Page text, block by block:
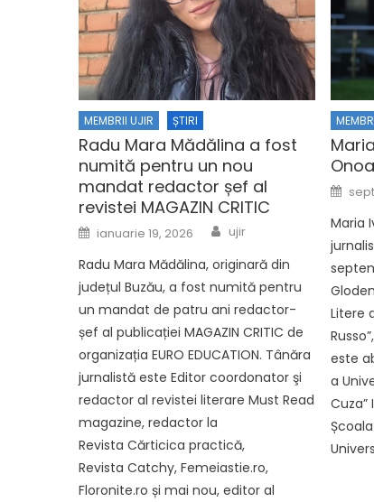
MEMBRII UJIR ȘTIRI
Radu Mara Mădălina a fost
numită pentru un nou
mandat redactor șef al
revistei MAGAZIN CRITIC
Posted on
ianuarie 19, 2026 Author
ujir
Radu Mara Mădălina, originară din
județul Buzău, a fost numită pentru
un mandat de patru ani redactor-
șef al publicației MAGAZIN CRITIC de
organizația EURO EDUCATION. Tânăra
jurnalistă este Editor coordonator şi
redactor al revistei literare Must Read
magazine, redactor la
Revista Cărticica practică,
Revista Catchy, Femeiastie.ro,
Floronite.ro și mai nou, editor al
Maria
Litere
este
a